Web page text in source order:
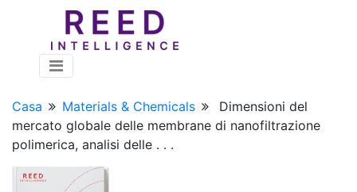
Casa Materials & Chemicals
Dimensioni del
mercato globale delle membrane di nanofiltrazione
polimerica, analisi delle . . .